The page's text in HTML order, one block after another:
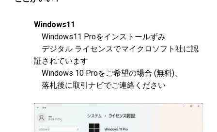
Windows11
Windows11 Proをインストールずみ
デジタル ライセンスでマイクロソフト社に認
証されています
Windows 10 Proをご希望の場合 (無料)、
落札後に取引ナビでご連絡ください